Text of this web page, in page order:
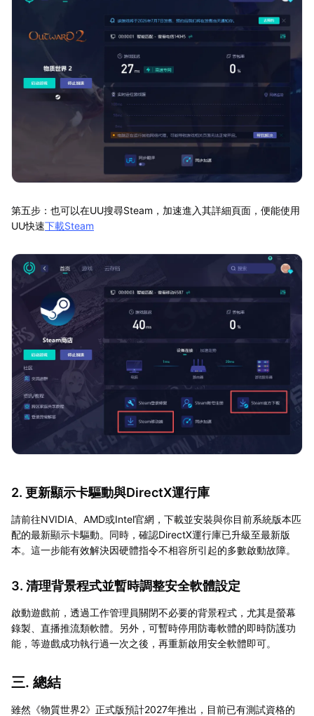
第五步：也可以在UU搜尋Steam，加速進入其詳細頁面，便能使用
UU快速下載Steam
2. 更新顯示卡驅動與DirectX運行庫
請前往NVIDIA、AMD或Intel官網，下載並安裝與你目前系統版本匹
配的最新顯示卡驅動。同時，確認DirectX運行庫已升級至最新版
本。這一步能有效解決因硬體指令不相容所引起的多數啟動故障。
3. 清理背景程式並暫時調整安全軟體設定
啟動遊戲前，透過工作管理員關閉不必要的背景程式，尤其是螢幕
錄製、直播推流類軟體。另外，可暫時停用防毒軟體的即時防護功
能，等遊戲成功執行過一次之後，再重新啟用安全軟體即可。
三. 總結
雖然《物質世界2》正式版預計2027年推出，目前已有測試資格的